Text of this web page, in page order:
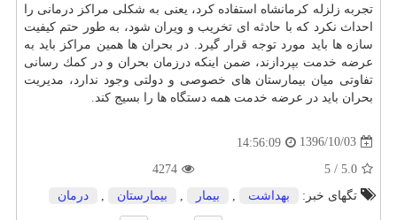
تجربه زلزله كرمانشاه استفاده كرد، یعنی به شكلی مراكز درمانی را
احداث نكرد كه با حادثه ای تخریب و ویران شود، به طور حتم كیفیت
سازه ها باید مورد توجه قرار گیرد. در بحران ها همین مراكز باید به
عرضه خدمت بپردازند، ضمن اینكه درزمان بحران و در كمك رسانی
تفاوتی میان بیمارستان های خصوصی و دولتی وجود ندارد، مدیریت
بحران باید در عرضه خدمت همه دستگاه ها را بسیج كند.
1396/10/03
14:56:09
5.0
/
5
4274
تگهای خبر:
بهداشت بیمار بیمارستان درمان